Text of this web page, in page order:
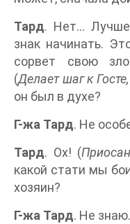
Тард. Нет...
знак начинать.
сорвет свою
(Делает шаг к
он был в духе?
Г-жа Тард. Не
Тард. Ох! (
какой стати мы
хозяин?
Г-жа Тард. Не знаю.